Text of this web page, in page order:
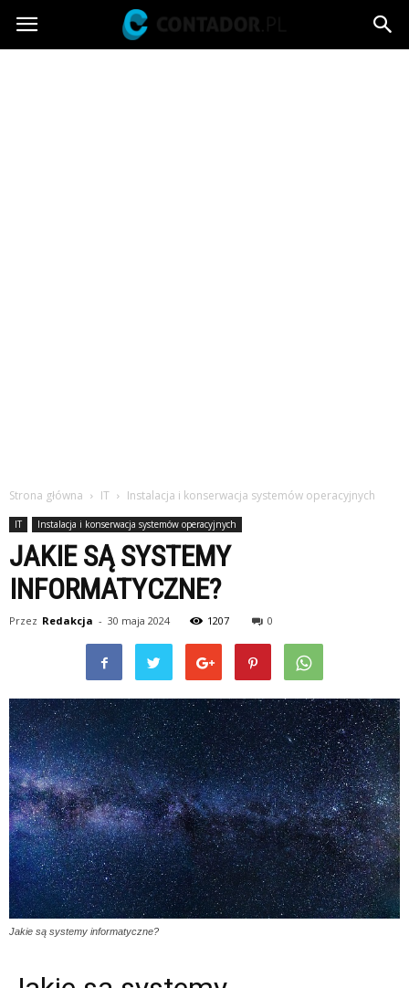
Contador.pl
Strona główna IT Instalacja i konserwacja systemów operacyjnych
IT Instalacja i konserwacja systemów operacyjnych
JAKIE SĄ SYSTEMY
INFORMATYCZNE?
Przez Redakcja - 30 maja 2024 1207 0
Jakie są systemy informatyczne?